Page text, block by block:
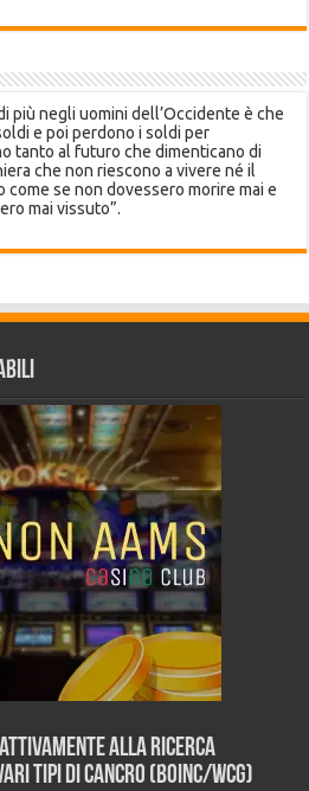
più negli uomini dell’Occidente è che
e poi perdono i soldi per
tanto al futuro che dimenticano di
che non riescono a vivere né il
se non dovessero morire mai e
mai vissuto”.
alla ricerca
tipi di Cancro (BOINC/WCG)